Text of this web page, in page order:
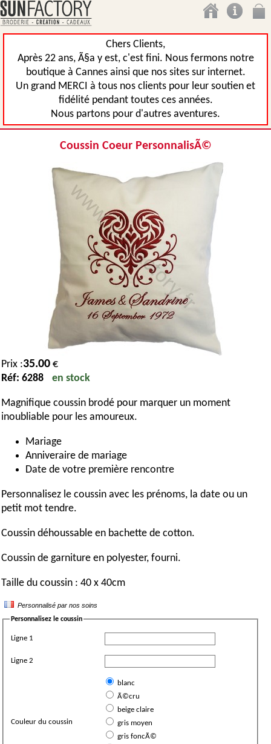
Chers Clients,
Après 22 ans, Ã§a y est, c'est fini. Nous fermons notre
boutique à Cannes ainsi que nos sites sur internet.
Un grand MERCI à tous nos clients pour leur soutien et
fidélité pendant toutes ces années.
Nous partons pour d'autres aventures.
Coussin Coeur PersonnalisÃ©
Prix :35.00 €
Réf: 6288
en stock
Magnifique coussin brodé pour marquer un moment
inoubliable pour les amoureux.
Mariage
Anniveraire de mariage
Date de votre première rencontre
Personnalisez le coussin avec les prénoms, la date ou un
petit mot tendre.
Coussin déhoussable en bachette de cotton.
Coussin de garniture en polyester, fourni.
Taille du coussin : 40 x 40cm
Personnalisé par nos soins
Personnalisez le coussin
Ligne 1
Ligne 2
Couleur du coussin
blanc
Ã©cru
beige claire
gris moyen
gris foncÃ©